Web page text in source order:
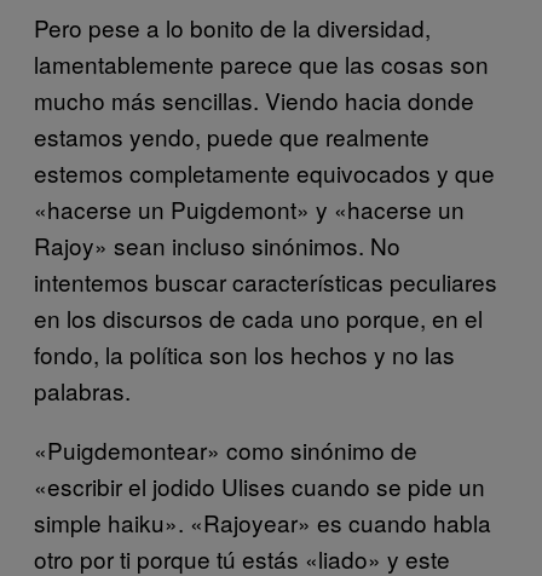
Pero pese a lo bonito de la diversidad,
lamentablemente parece que las cosas son
mucho más sencillas. Viendo hacia donde
estamos yendo, puede que realmente
estemos completamente equivocados y que
«hacerse un Puigdemont» y «hacerse un
Rajoy» sean incluso sinónimos. No
intentemos buscar características peculiares
en los discursos de cada uno porque, en el
fondo, la política son los hechos y no las
palabras.
«Puigdemontear» como sinónimo de
«escribir el jodido Ulises cuando se pide un
simple haiku». «Rajoyear» es cuando habla
otro por ti porque tú estás «liado» y este